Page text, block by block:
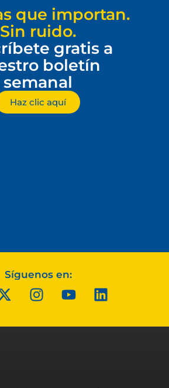
que importan.
Sin ruido.
gratis a
boletín
semanal
Haz clic aquí
Síguenos en: